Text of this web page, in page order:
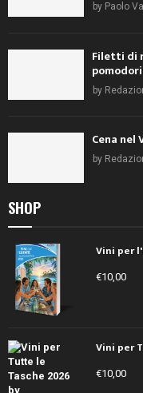
by Paolo
Filetti di
by
Cena nel
by
SHOP
Vini per
€10,00
Vini per
€10,00